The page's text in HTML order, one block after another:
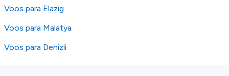
Voos para Elazig
Voos para Malatya
Voos para Denizli